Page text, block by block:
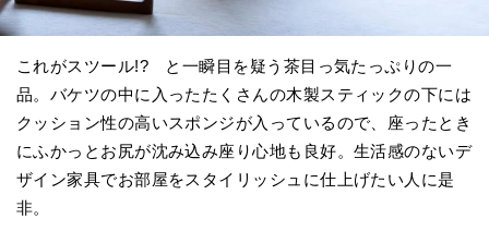
これがスツール!? と一瞬目を疑う茶目っ気たっぷりの一
品。バケツの中に入ったたくさんの木製スティックの下には
クッション性の高いスポンジが入っているので、座ったとき
にふかっとお尻が沈み込み座り心地も良好。生活感のないデ
ザイン家具でお部屋をスタイリッシュに仕上げたい人に是
非。